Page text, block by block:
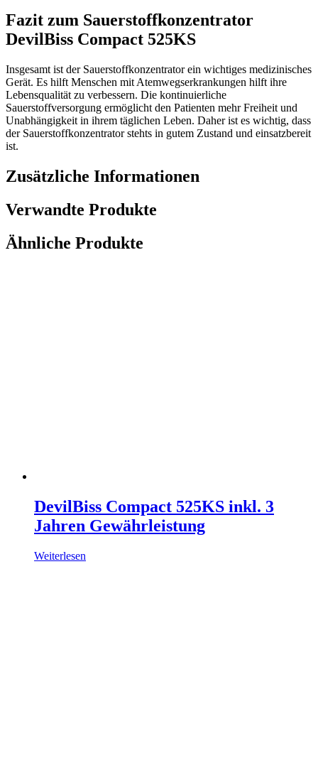
Fazit zum Sauerstoffkonzentrator
DevilBiss Compact 525KS
Insgesamt ist der Sauerstoffkonzentrator ein wichtiges medizinisches
Gerät. Es hilft Menschen mit Atemwegserkrankungen hilft ihre
Lebensqualität zu verbessern. Die kontinuierliche
Sauerstoffversorgung ermöglicht den Patienten mehr Freiheit und
Unabhängigkeit in ihrem täglichen Leben. Daher ist es wichtig, dass
der Sauerstoffkonzentrator stehts in gutem Zustand und einsatzbereit
ist.
Zusätzliche Informationen
Verwandte Produkte
Ähnliche Produkte
DevilBiss Compact 525KS inkl. 3
Jahren Gewährleistung
Weiterlesen